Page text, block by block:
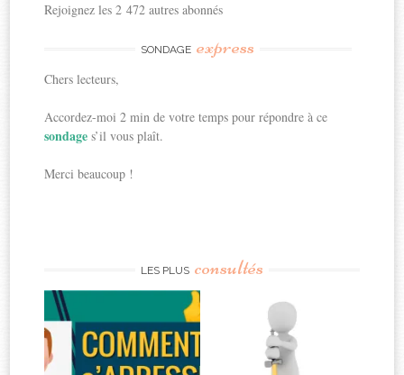
Rejoignez les 2 472 autres abonnés
SONDAGE express
Chers lecteurs,
Accordez-moi 2 min de votre temps pour répondre à ce
sondages’il vous plaît.
Merci beaucoup !
LES PLUS consultés